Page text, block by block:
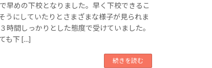
早めの下校となりました。早く下校できるこ
うにしていたりとさまざまな様子が見られま
時間しっかりとした態度で受けていました。
も下 […]
続きを読む